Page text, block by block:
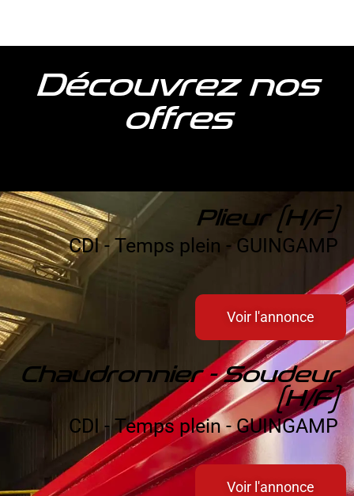
Découvrez nos
offres
Plieur(H/F)
CDI - Temps plein - GUINGAMP
Voir l'annonce
Chaudronnier - Soudeur
(H/F)
CDI - Temps plein - GUINGAMP
Voir l'annonce